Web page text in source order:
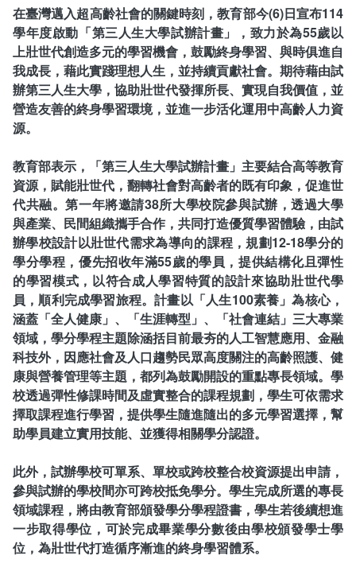
課程大綱查詢
課程授課教材查詢
常見問答
相關連結
在臺灣邁入超高齡社會的關鍵時刻，教育部今(6)日宣布114
學年度啟動「第三人生大學試辦計畫」，致力於為55歲以
上壯世代創造多元的學習機會，鼓勵終身學習、與時俱進自
我成長，藉此實踐理想人生，並持續貢獻社會。期待藉由試
辦第三人生大學，協助壯世代發揮所長、實現自我價值，並
營造友善的終身學習環境，並進一步活化運用中高齡人力資
源。
教育部表示，「第三人生大學試辦計畫」主要結合高等教育
資源，賦能壯世代，翻轉社會對高齡者的既有印象，促進世
代共融。第一年將邀請38所大學校院參與試辦，透過大學
與產業、民間組織攜手合作，共同打造優質學習體驗，由試
辦學校設計以壯世代需求為導向的課程，規劃12-18學分的
學分學程，優先招收年滿55歲的學員，提供結構化且彈性
的學習模式，以符合成人學習特質的設計來協助壯世代學
員，順利完成學習旅程。計畫以「人生100素養」為核心，
涵蓋「全人健康」、「生涯轉型」、「社會連結」三大專業
領域，學分學程主題除涵括目前最夯的人工智慧應用、金融
科技外，因應社會及人口趨勢民眾高度關注的高齡照護、健
康與營養管理等主題，都列為鼓勵開設的重點專長領域。學
校透過彈性修課時間及虛實整合的課程規劃，學生可依需求
擇取課程進行學習，提供學生隨進隨出的多元學習選擇，幫
助學員建立實用技能、並獲得相關學分認證。
此外，試辦學校可單系、單校或跨校整合校資源提出申請，
參與試辦的學校間亦可跨校抵免學分。學生完成所選的專長
領域課程，將由教育部頒發學分學程證書，學生若後續想進
一步取得學位，可於完成畢業學分數後由學校頒發學士學
位，為壯世代打造循序漸進的終身學習體系。